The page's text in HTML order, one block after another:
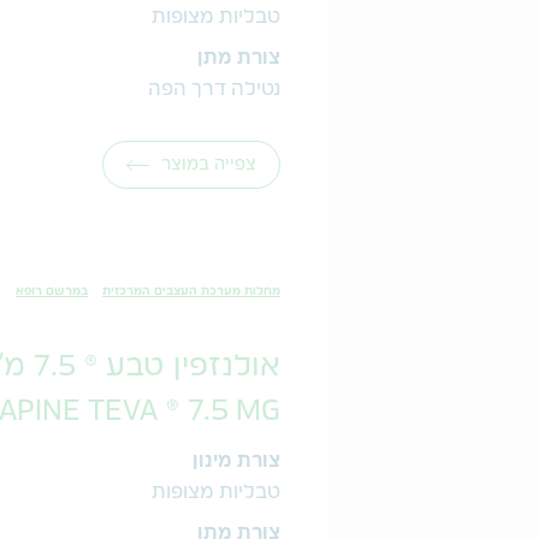
טבליות מצופות
צורת מתן
נטילה דרך הפה
צפייה במוצר
מחלות מערכת העצבים המרכזית במרשם רופא
אולנזפין טבע ® 7.5 מ"ג
TEVA ® 7.5 MG
צורת מינון
טבליות מצופות
צורת מתן